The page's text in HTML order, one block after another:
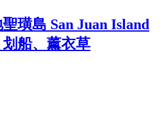
璜島 San Juan Island
船、薰衣草